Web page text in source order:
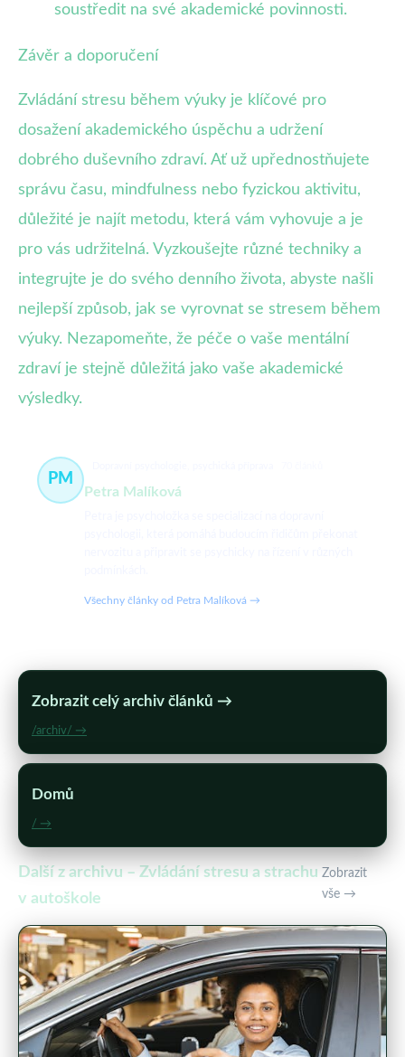
soustředit na své akademické povinnosti.
Závěr a doporučení
Zvládání stresu během výuky je klíčové pro
dosažení akademického úspěchu a udržení
dobrého duševního zdraví. Ať už upřednostňujete
správu času, mindfulness nebo fyzickou aktivitu,
důležité je najít metodu, která vám vyhovuje a je
pro vás udržitelná. Vyzkoušejte různé techniky a
integrujte je do svého denního života, abyste našli
nejlepší způsob, jak se vyrovnat se stresem během
výuky. Nezapomeňte, že péče o vaše mentální
zdraví je stejně důležitá jako vaše akademické
výsledky.
PM
Petra Malíková
Všechny články od Petra Malíková →
Zobrazit celý archiv článků →
/archiv/ →
Domů
/ →
Další z archivu – Zvládání stresu a strachu
v autoškole
Zobrazit
vše →